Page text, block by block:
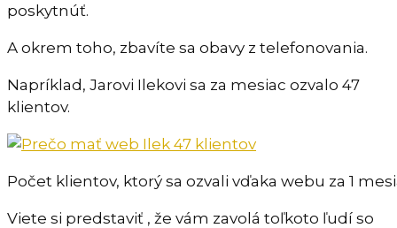
poskytnúť.
A okrem toho, zbavíte sa obavy z telefonovania.
Napríklad, Jarovi Ilekovi sa za mesiac ozvalo 47
klientov.
Počet klientov, ktorý sa ozvali vďaka webu za 1
Viete si predstaviť , že vám zavolá toľkoto ľudí so